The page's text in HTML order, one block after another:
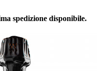
spedizione disponibile.